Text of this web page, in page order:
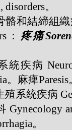
。
骼和結締組織
： 疼痛
統疾病
。麻痺Paresis
殖系統疾病
Gynecology
。